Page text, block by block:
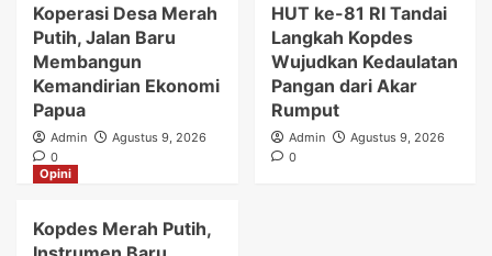
Koperasi Desa Merah
Putih, Jalan Baru
Membangun
Kemandirian Ekonomi
Papua
Admin
Agustus 9, 2026
0
HUT ke-81 RI Tandai
Langkah Kopdes
Wujudkan Kedaulatan
Pangan dari Akar
Rumput
Admin
Agustus 9, 2026
0
Opini
Kopdes Merah Putih,